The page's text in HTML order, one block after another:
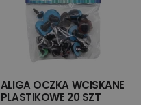
ALIGA OCZKA WCISKANE
PLASTIKOWE 20 SZT